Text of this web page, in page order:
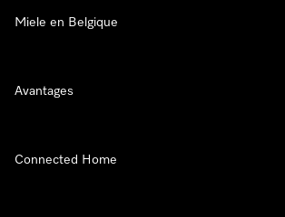
Miele en Belgique
Avantages
Connected Home